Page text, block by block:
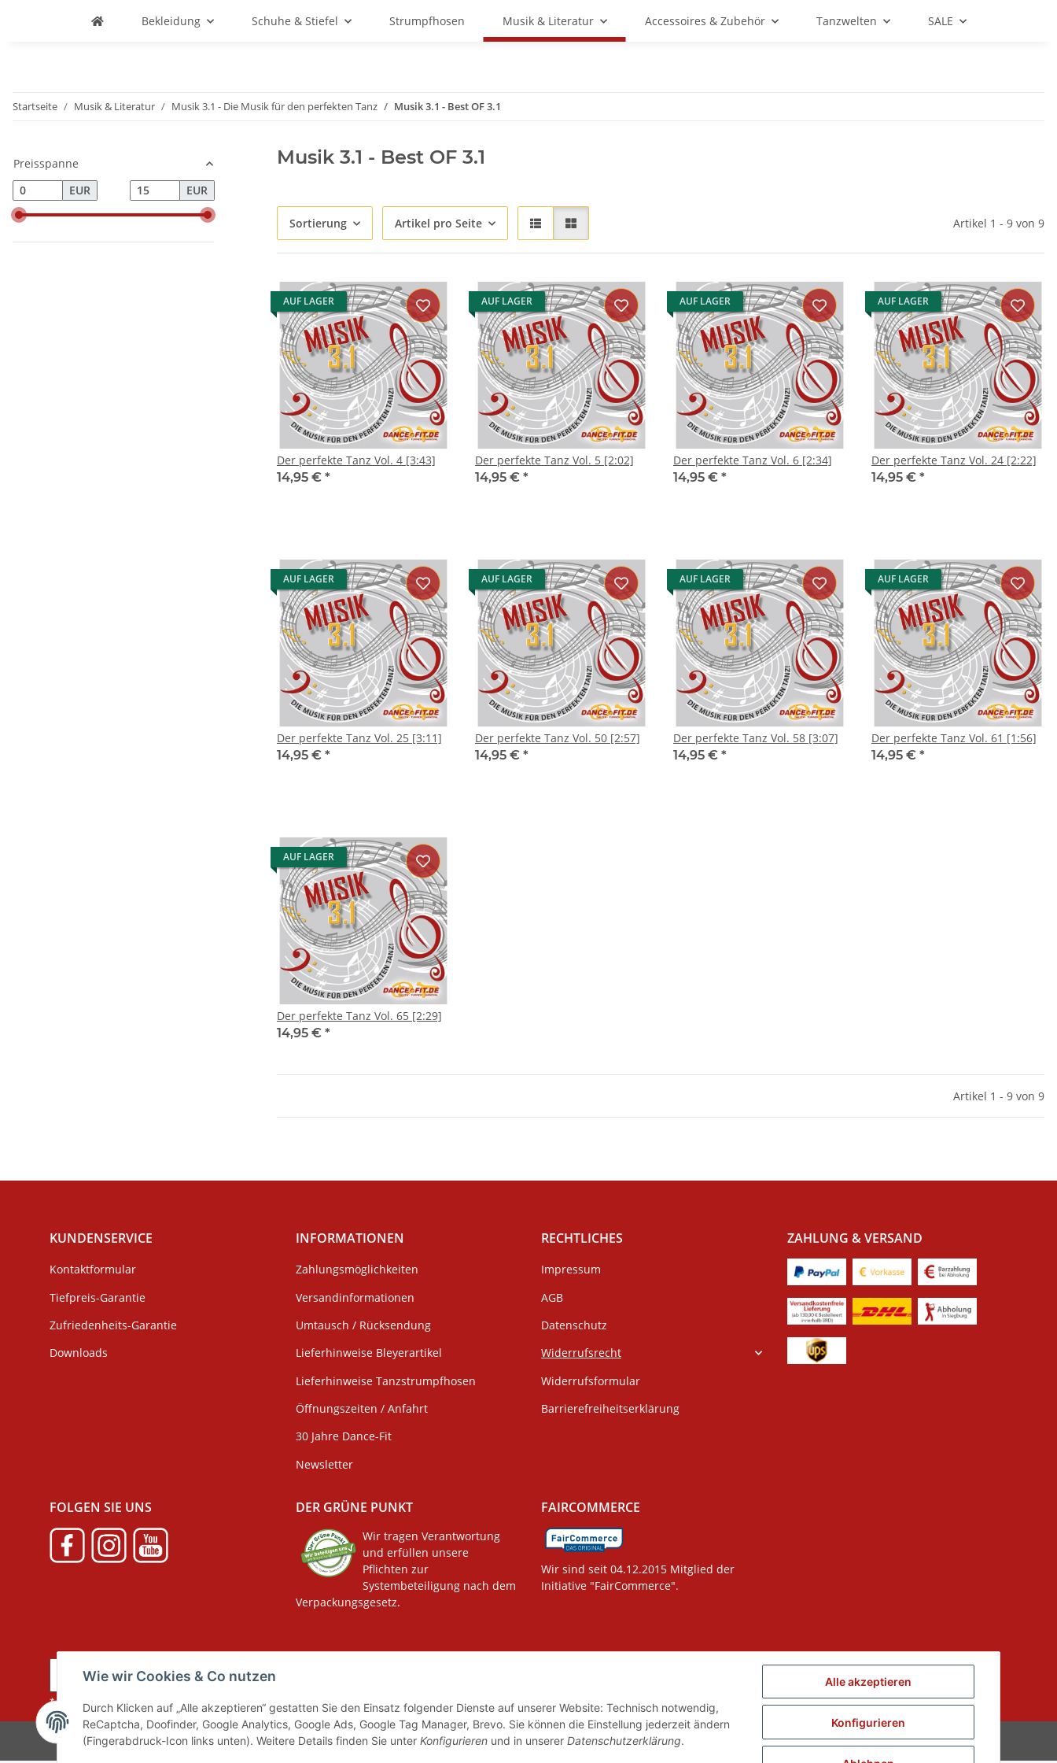
Alle akzeptieren
Konfigurieren
Wie wir Cookies & Co nutzen
Durch Klicken auf „Alle akzeptieren“ gestatten Sie den Einsatz folgender Dienste auf unserer Website: Technisch notwendig,
ReCaptcha, Doofinder, Google Analytics, Google Ads, Google Tag Manager, Brevo. Sie können die Einstellung jederzeit ändern
(Fingerabdruck-Icon links unten). Weitere Details finden Sie unter Konfigurieren und in unserer Datenschutzerklärung.
Bekleidung Schuhe & Stiefel Strumpfhosen Musik & Literatur Accessoires & Zubehör Tanzwelten SALE
Startseite Musik & Literatur Musik 3.1 - Die Musik für den perfekten Tanz Musik 3.1 - Best OF 3.1
Musik 3.1 - Best OF 3.1
Sortierung Artikel pro Seite Artikel 1 - 9 von 9
AUF LAGER
Der perfekte Tanz Vol. 4 [3:43]
14,95 € *
AUF LAGER
Der perfekte Tanz Vol. 5 [2:02]
14,95 € *
AUF LAGER
Der perfekte Tanz Vol. 6 [2:34]
14,95 € *
AUF LAGER
Der perfekte Tanz Vol. 24 [2:22]
14,95 € *
AUF LAGER
Der perfekte Tanz Vol. 25 [3:11]
14,95 € *
AUF LAGER
Der perfekte Tanz Vol. 50 [2:57]
14,95 € *
AUF LAGER
Der perfekte Tanz Vol. 58 [3:07]
14,95 € *
AUF LAGER
Der perfekte Tanz Vol. 61 [1:56]
14,95 € *
AUF LAGER
Der perfekte Tanz Vol. 65 [2:29]
14,95 € *
Artikel 1 - 9 von 9
Preisspanne
EUR
EUR
KUNDENSERVICE
Kontaktformular
Tiefpreis-Garantie
Zufriedenheits-Garantie
Downloads
INFORMATIONEN
Zahlungsmöglichkeiten
Versandinformationen
Umtausch / Rücksendung
Lieferhinweise Bleyerartikel
Lieferhinweise Tanzstrumpfhosen
Öffnungszeiten / Anfahrt
30 Jahre Dance-Fit
Newsletter
RECHTLICHES
Impressum
AGB
Datenschutz
Widerrufsrecht
Widerrufsformular
Barrierefreiheitserklärung
ZAHLUNG & VERSAND
FOLGEN SIE UNS DER GRÜNE PUNKT
Wir tragen Verantwortung
und erfüllen unsere
Pflichten zur
Systembeteiligung nach dem
Verpackungsgesetz.
FAIRCOMMERCE
Wir sind seit 04.12.2015 Mitglied der
Initiative "FairCommerce".
Vertrag widerrufen
* Alle Preise inkl. gesetzlicher MwSt., zzgl.Versand
© Dance-Fit by Tanz und Event Powered byJTL-Shop